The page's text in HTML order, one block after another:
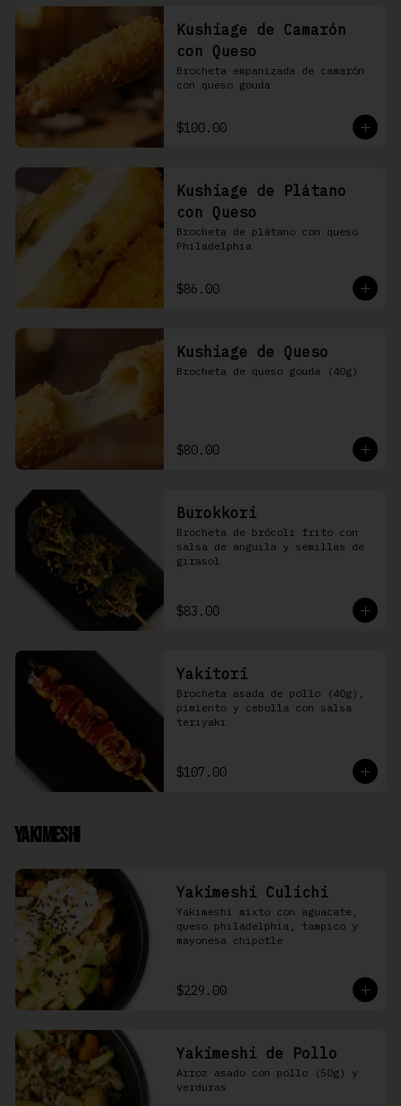
Kushiage de Camarón
con Queso
Brocheta empanizada de camarón
con queso gouda
$100.00
Kushiage de Plátano
con Queso
Brocheta de plátano con queso
Philadelphia
$86.00
Kushiage de Queso
Brocheta de queso gouda (40g)
$80.00
Burokkori
Brocheta de brócoli frito con
salsa de anguila y semillas de
girasol
$83.00
Yakitori
Brocheta asada de pollo (40g),
pimiento y cebolla con salsa
teriyaki
$107.00
Yakimeshi
Yakimeshi Culichi
Yakimeshi mixto con aguacate,
queso philadelphia, tampico y
mayonesa chipotle
$229.00
Yakimeshi de Pollo
Arroz asado con pollo (50g) y
verduras